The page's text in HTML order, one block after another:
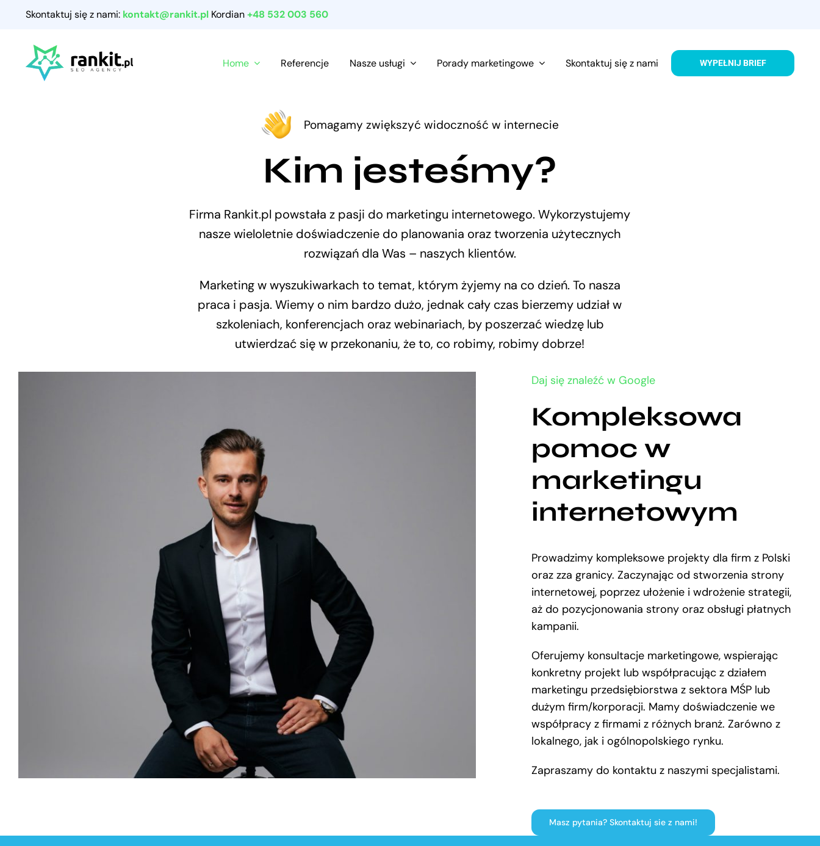
Przejdź
zawartości
Skontaktuj się z nami: kontakt@rankit.plKordian+48 532 003 560
Home Referencje Nasze usługi Porady marketingowe Skontaktuj się z nami WYPEŁNIJ BRIEF
Pomagamy zwiększyć widoczność w internecie
Kim jesteśmy?
Firma Rankit.pl powstała z pasji do marketingu internetowego. Wykorzystujemy
nasze wieloletnie doświadczenie do planowania oraz tworzenia użytecznych
rozwiązań dla Was – naszych klientów.
Marketing w wyszukiwarkach to temat, którym żyjemy na co dzień. To nasza
praca i pasja. Wiemy o nim bardzo dużo, jednak cały czas bierzemy udział w
szkoleniach, konferencjach oraz webinariach, by poszerzać wiedzę lub
utwierdzać się w przekonaniu, że to, co robimy, robimy dobrze!
Daj się znaleźć w Google
Kompleksowa
pomoc w
marketingu
internetowym
Prowadzimy kompleksowe projekty dla firm z Polski
oraz zza granicy. Zaczynając od stworzenia strony
internetowej, poprzez ułożenie i wdrożenie strategii,
aż do pozycjonowania strony oraz obsługi płatnych
kampanii.
Oferujemy konsultacje marketingowe, wspierając
konkretny projekt lub współpracując z działem
marketingu przedsiębiorstwa z sektora MŚP lub
dużym firm/korporacji. Mamy doświadczenie we
współpracy z firmami z różnych branż. Zarówno z
lokalnego, jak i ogólnopolskiego rynku.
Zapraszamy do kontaktu z naszymi specjalistami.
Masz pytania? Skontaktuj sie z nami!